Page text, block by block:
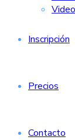
Inscripción
Precios
Contacto